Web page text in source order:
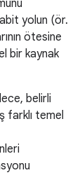
yolun (ör.
ötesine
bir kaynak
belirli
farklı temel